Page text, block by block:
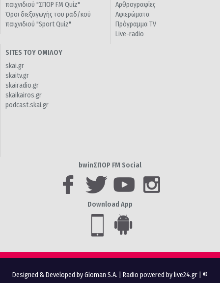
παιχνιδιού "ΣΠΟΡ FM Quiz"
Όροι διεξαγωγής του ραδ/κού
παιχνιδιού "Sport Quiz"
Αρθρογραφίες
Αφιερώματα
Πρόγραμμα TV
Live-radio
SITES ΤΟΥ ΟΜΙΛΟΥ
skai.gr
skaitv.gr
skairadio.gr
skaikairos.gr
podcast.skai.gr
bwinΣΠΟΡ FM Social
Download App
Designed & Developed by Gloman S.A. Radio powered by live24.gr | ©